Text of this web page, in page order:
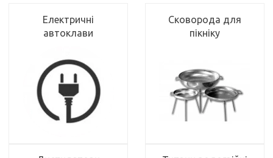
Електричні
автоклави
Сковорода для
пікніку